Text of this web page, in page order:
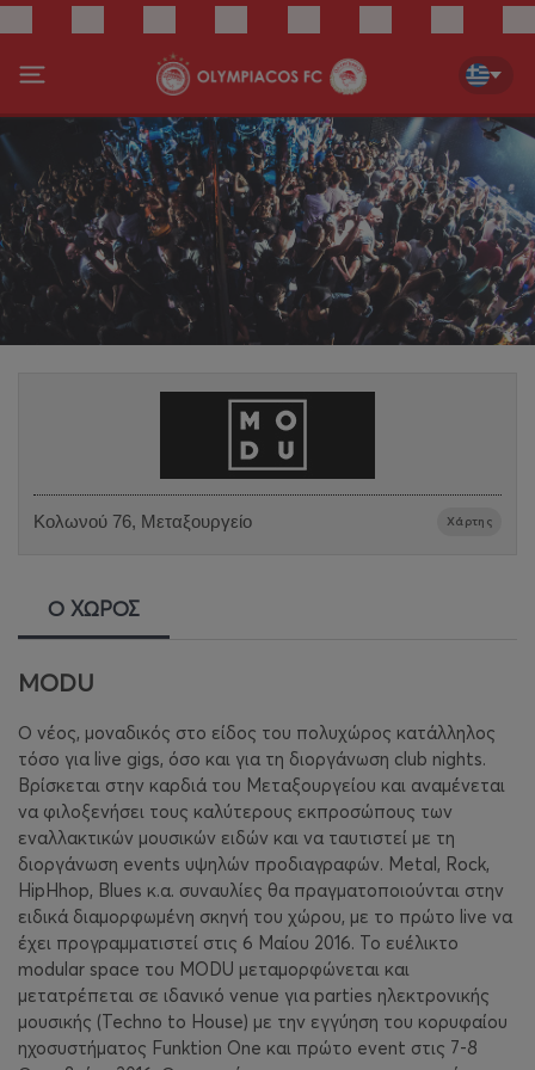
Κολωνού 76, Μεταξουργείο Χάρτης
Ο ΧΩΡΟΣ
MODU
Ο νέος, μοναδικός στο είδος του πολυχώρος κατάλληλος
τόσο για live gigs, όσο και για τη διοργάνωση club nights.
Βρίσκεται στην καρδιά του Μεταξουργείου και αναμένεται
να φιλοξενήσει τους καλύτερους εκπροσώπους των
εναλλακτικών μουσικών ειδών και να ταυτιστεί με τη
διοργάνωση events υψηλών προδιαγραφών. Metal, Rock,
HipHhop, Blues κ.α. συναυλίες θα πραγματοποιούνται στην
ειδικά διαμορφωμένη σκηνή του χώρου, με το πρώτο live να
έχει προγραμματιστεί στις 6 Μαίου 2016. Το ευέλικτο
modular space του MODU μεταμορφώνεται και
μετατρέπεται σε ιδανικό venue για parties ηλεκτρονικής
μουσικής (Techno to House) με την εγγύηση του κορυφαίου
ηχοσυστήματος Funktion One και πρώτο event στις 7-8